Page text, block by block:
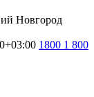
Новгород
1800 1 800